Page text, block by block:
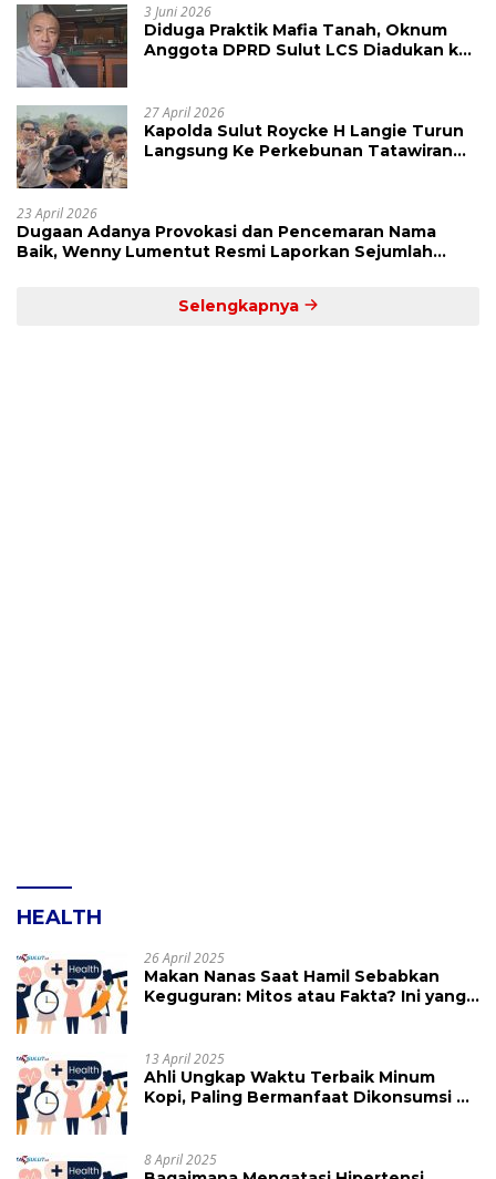
3 Juni 2026
Diduga Praktik Mafia Tanah, Oknum
Anggota DPRD Sulut LCS Diadukan ke
27 April 2026
Kapolda Sulut Roycke H Langie Turun
Langsung Ke Perkebunan Tatawiran
23 April 2026
Dugaan Adanya Provokasi dan Pencemaran Nama
Baik, Wenny Lumentut Resmi Laporkan Sejumlah
Selengkapnya
HEALTH
26 April 2025
Makan Nanas Saat Hamil Sebabkan
Keguguran: Mitos atau Fakta? Ini yang
13 April 2025
Ahli Ungkap Waktu Terbaik Minum
Kopi, Paling Bermanfaat Dikonsumsi di
8 April 2025